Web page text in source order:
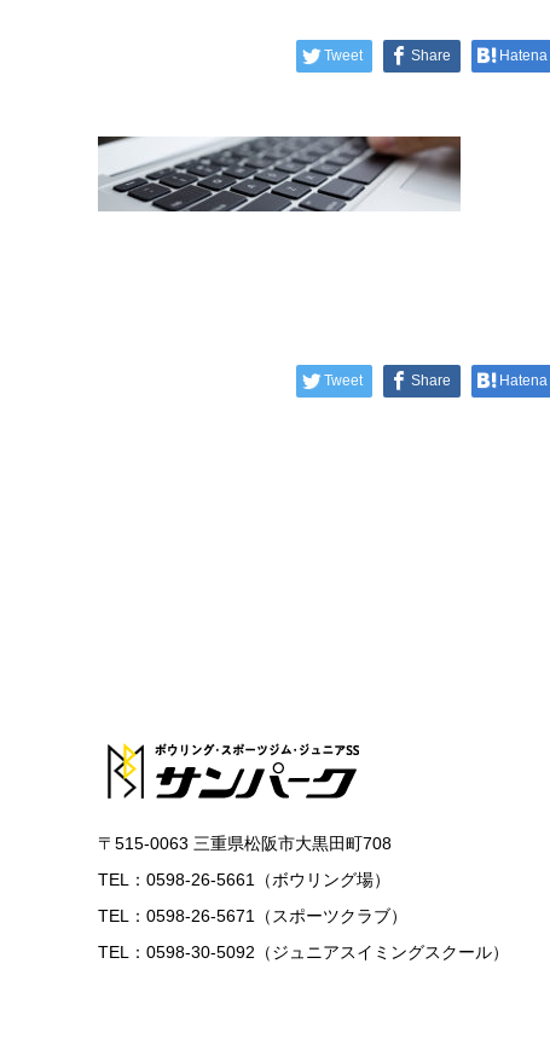
Tweet Share Hatena
Tweet Share Hatena
〒515-0063 三重県松阪市大黒田町708
TEL：0598-26-5661（ボウリング場）
TEL：0598-26-5671（スポーツクラブ）
TEL：0598-30-5092（ジュニアスイミングスクール）